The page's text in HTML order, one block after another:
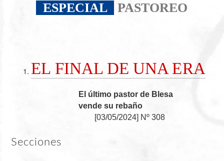
ESPECIAL PASTOREO
EL FINAL DE UNA ERA
El último pastor de Blesa
vende su rebaño
[03/05/2024] Nº 308
Secciones